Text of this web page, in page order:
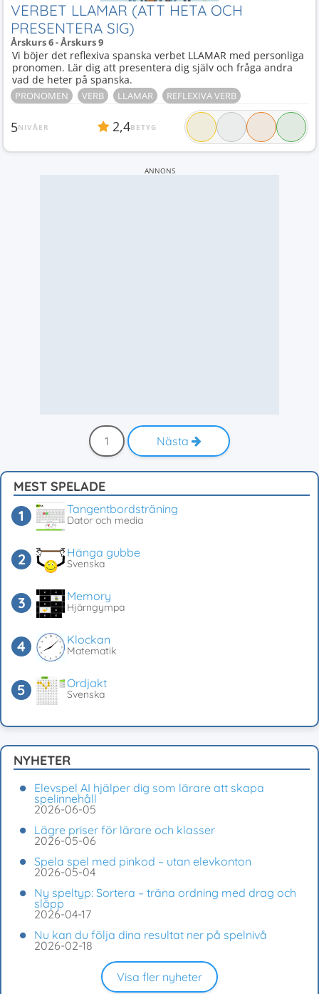
VERBET LLAMAR (ATT HETA OCH
PRESENTERA SIG)
Årskurs 6 - Årskurs 9
Vi böjer det reflexiva spanska verbet LLAMAR med personliga
pronomen. Lär dig att presentera dig själv och fråga andra
vad de heter på spanska.
PRONOMEN VERB LLAMAR REFLEXIVA VERB
5NIVÅER 2,4BETYG
ANNONS
1 Nästa
MEST SPELADE
Tangentbordsträning
Dator och media
Hänga gubbe
Svenska
Memory
Hjärngympa
Klockan
Matematik
Ordjakt
Svenska
NYHETER
Elevspel AI hjälper dig som lärare att skapa
spelinnehåll
2026-06-05
Lägre priser för lärare och klasser
2026-05-06
Spela spel med pinkod – utan elevkonton
2026-05-04
Ny speltyp: Sortera – träna ordning med drag och
släpp
2026-04-17
Nu kan du följa dina resultat ner på spelnivå
2026-02-18
Visa fler nyheter